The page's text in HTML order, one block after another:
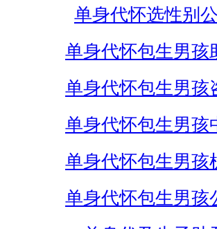
单身代怀选性别
单身代怀包生男孩
单身代怀包生男孩
单身代怀包生男孩
单身代怀包生男孩
单身代怀包生男孩